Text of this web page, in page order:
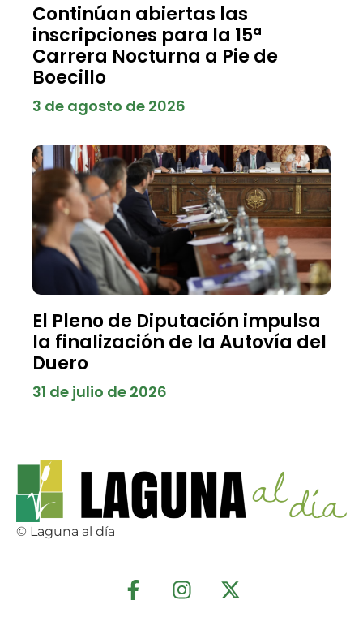
Continúan abiertas las
inscripciones para la 15ª
Carrera Nocturna a Pie de
Boecillo
3 de agosto de 2026
El Pleno de Diputación impulsa
la finalización de la Autovía del
Duero
31 de julio de 2026
© Laguna al día